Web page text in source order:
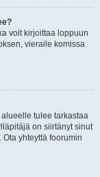
voit kirjoittaa loppuun
vieraile komissa
tulee tarkastaa
on siirtänyt sinut
yhteyttä foorumin